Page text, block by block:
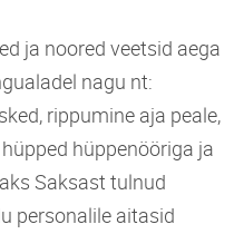
ja noored veetsid aega
nagu nt:
rippumine aja peale,
hüppenööriga ja
Saksast tulnud
personalile aitasid